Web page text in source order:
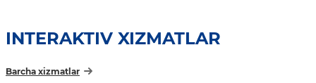
INTERAKTIV XIZMATLAR
Barcha xizmatlar